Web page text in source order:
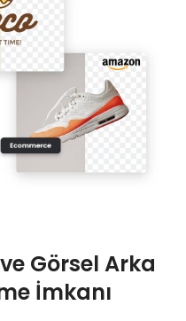
Görsel Arka
İmkanı